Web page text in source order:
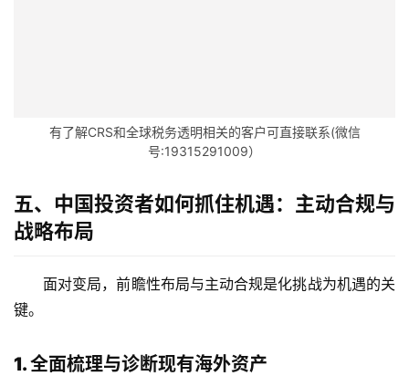
社
区
合
伙
有了解CRS和全球税务透明相关的客户可直接联系(微信
号:19315291009）
五、中国投资者如何抓住机遇：主动合规与
战略布局
面对变局，前瞻性布局与主动合规是化挑战为机遇的关
键。
1. 全面梳理与诊断现有海外资产